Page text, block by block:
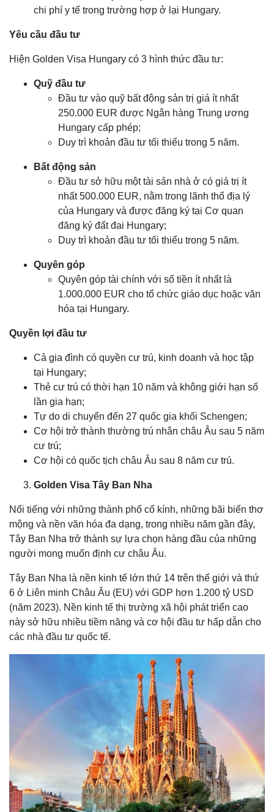
chi phí y tế trong trường hợp ở lại Hungary.
Yêu cầu đầu tư
Hiện Golden Visa Hungary có 3 hình thức đầu tư:
Quỹ đầu tư
Đầu tư vào quỹ bất động sản trị giá ít nhất
250.000 EUR được Ngân hàng Trung ương
Hungary cấp phép;
Duy trì khoản đầu tư tối thiểu trong 5 năm.
Bất động sản
Đầu tư sở hữu một tài sản nhà ở có giá trị ít
nhất 500.000 EUR, nằm trong lãnh thổ địa lý
của Hungary và được đăng ký tại Cơ quan
đăng ký đất đai Hungary;
Duy trì khoản đầu tư tối thiểu trong 5 năm.
Quyên góp
Quyên góp tài chính với số tiền ít nhất là
1.000.000 EUR cho tổ chức giáo dục hoặc văn
hóa tại Hungary.
Quyền lợi đầu tư
Cả gia đình có quyền cư trú, kinh doanh và học tập
tại Hungary;
Thẻ cư trú có thời hạn 10 năm và không giới hạn số
lần gia hạn;
Tự do di chuyển đến 27 quốc gia khối Schengen;
Cơ hội trở thành thường trú nhân châu Âu sau 5 năm
cư trú;
Cơ hội có quốc tịch châu Âu sau 8 năm cư trú.
Golden Visa Tây Ban Nha
Nổi tiếng với những thành phố cổ kính, những bãi biển thơ
mộng và nền văn hóa đa dạng, trong nhiều năm gần đây,
Tây Ban Nha trở thành sự lựa chọn hàng đầu của những
người mong muốn định cư châu Âu.
Tây Ban Nha là nền kinh tế lớn thứ 14 trên thế giới và thứ
6 ở Liên minh Châu Âu (EU) với GDP hơn 1.200 tỷ USD
(năm 2023). Nền kinh tế thị trường xã hội phát triển cao
này sở hữu nhiều tiềm năng và cơ hội đầu tư hấp dẫn cho
các nhà đầu tư quốc tế.